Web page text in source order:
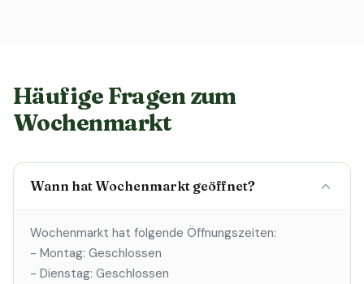
Häufige Fragen zum
Wochenmarkt
Wann hat Wochenmarkt geöffnet?
Wochenmarkt hat folgende Öffnungszeiten:
- Montag: Geschlossen
- Dienstag: Geschlossen